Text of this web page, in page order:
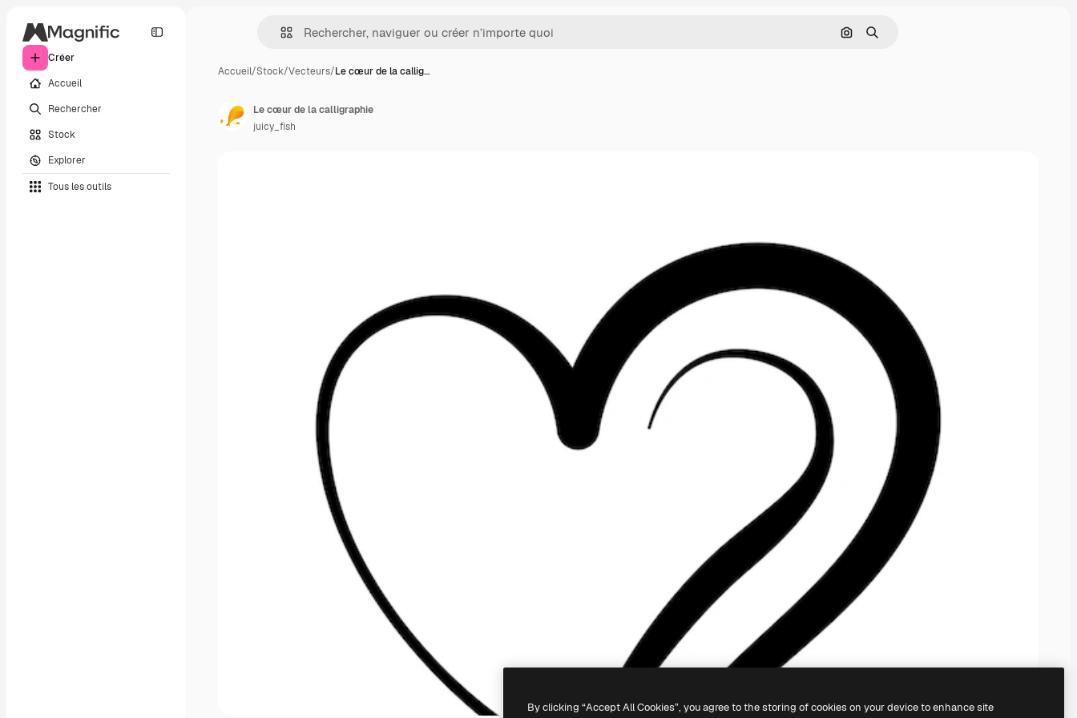
Créer
Accueil
Rechercher
Stock
Explorer
Tous les outils
Rechercher par image
Rechercher
Accueil/Stock/Vecteurs/Le cœur de la callig…
Le cœur de la calligraphie
juicy_fish
By clicking “Accept All Cookies”, you agree to the storing of cookies on your device to enhance site